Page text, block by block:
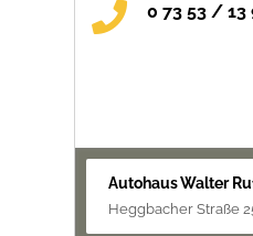
0 73 53 / 13
Autohaus Walter
Heggbacher Straße